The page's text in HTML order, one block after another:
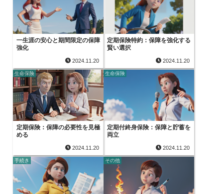
一生涯の安心と期間限定の保障
強化
2024.11.20
定期保険特約：保障を強化する
賢い選択
2024.11.20
生命保険
定期保険：保障の必要性を見極
める
2024.11.20
生命保険
定期付終身保険：保障と貯蓄を
両立
2024.11.20
手続き その他